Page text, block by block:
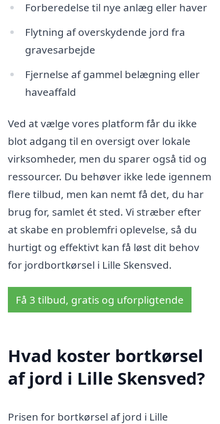
Forberedelse til nye anlæg eller haver
Flytning af overskydende jord fra
gravesarbejde
Fjernelse af gammel belægning eller
haveaffald
Ved at vælge vores platform får du ikke
blot adgang til en oversigt over lokale
virksomheder, men du sparer også tid og
ressourcer. Du behøver ikke lede igennem
flere tilbud, men kan nemt få det, du har
brug for, samlet ét sted. Vi stræber efter
at skabe en problemfri oplevelse, så du
hurtigt og effektivt kan få løst dit behov
for jordbortkørsel i Lille Skensved.
Få 3 tilbud, gratis og uforpligtende
Hvad koster bortkørsel
af jord i Lille Skensved?
Prisen for bortkørsel af jord i Lille